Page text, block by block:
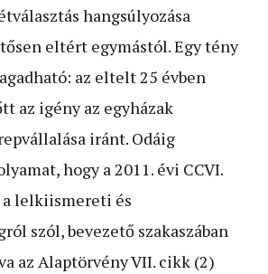
hangsúlyozása
eltért egymástól. Egy tény
az eltelt 25 évben
az igény az egyházak
iránt. Odáig
hogy a 2011. évi CCVI.
lelkiismereti és
szól, bevezető szakaszában
az Alaptörvény VII. cikk (2)